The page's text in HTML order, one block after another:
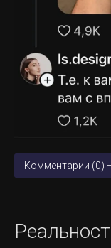
Комментарии (0)